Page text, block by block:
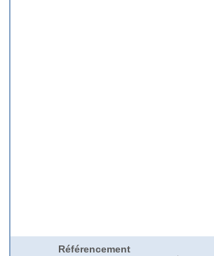
Référencement